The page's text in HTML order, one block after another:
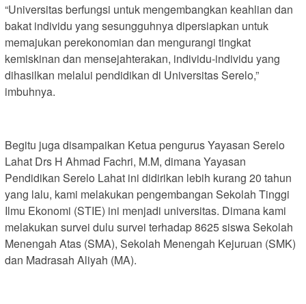
“Universitas berfungsi untuk mengembangkan keahlian dan
bakat individu yang sesungguhnya dipersiapkan untuk
memajukan perekonomian dan mengurangi tingkat
kemiskinan dan mensejahterakan, individu-individu yang
dihasilkan melalui pendidikan di Universitas Serelo,”
imbuhnya.
Begitu juga disampaikan Ketua pengurus Yayasan Serelo
Lahat Drs H Ahmad Fachri, M.M, dimana Yayasan
Pendidikan Serelo Lahat ini didirikan lebih kurang 20 tahun
yang lalu, kami melakukan pengembangan Sekolah Tinggi
Ilmu Ekonomi (STIE) ini menjadi universitas. Dimana kami
melakukan survei dulu survei terhadap 8625 siswa Sekolah
Menengah Atas (SMA), Sekolah Menengah Kejuruan (SMK)
dan Madrasah Aliyah (MA).